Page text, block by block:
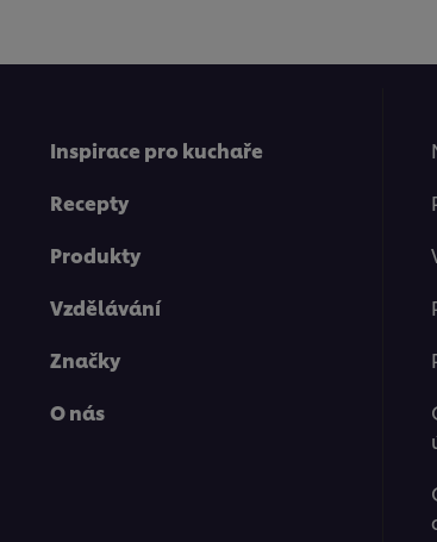
Inspirace pro kuchaře
Recepty
Produkty
Vzdělávání
Značky
O nás